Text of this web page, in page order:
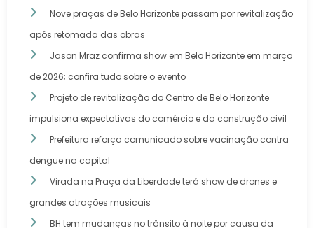
Nove praças de Belo Horizonte passam por revitalização
após retomada das obras
Jason Mraz confirma show em Belo Horizonte em março
de 2026; confira tudo sobre o evento
Projeto de revitalização do Centro de Belo Horizonte
impulsiona expectativas do comércio e da construção civil
Prefeitura reforça comunicado sobre vacinação contra
dengue na capital
Virada na Praça da Liberdade terá show de drones e
grandes atrações musicais
BH tem mudanças no trânsito à noite por causa da